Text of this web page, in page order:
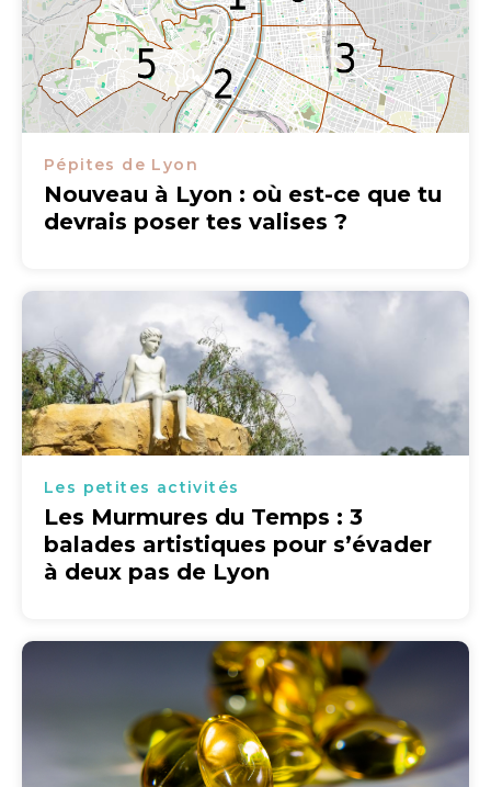
Pépites de Lyon
Nouveau à Lyon : où est-ce que tu
devrais poser tes valises ?
Les petites activités
Les Murmures du Temps : 3
balades artistiques pour s’évader
à deux pas de Lyon